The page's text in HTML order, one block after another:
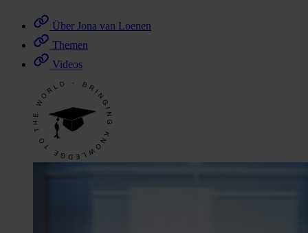
Über Jona van Loenen
Themen
Videos